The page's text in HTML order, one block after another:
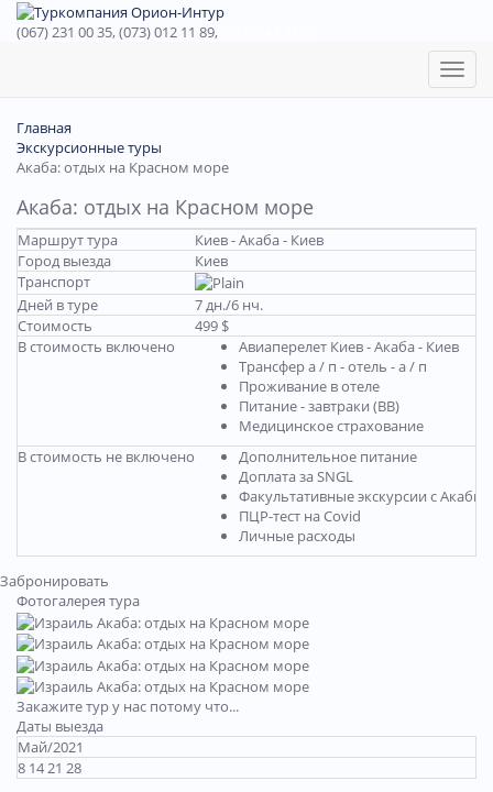
(067) 231 00 35, (073) 012 11 89,
Toggle
Главная
Экскурсионные туры
Акаба: отдых на Красном море
Акаба: отдых на Красном море
Маршрут тура
Киев - Акаба - Киев
Город выезда
Киев
Транспорт
Дней в туре
7 дн./6 нч.
Стоимость
499 $
В стоимость включено
Авиаперелет Киев - Акаба - Киев
Трансфер а / п - отель - а / п
Проживание в отеле
Питание - завтраки (ВВ)
Медицинское страхование
В стоимость не включено
Дополнительное питание
Доплата за SNGL
Факультативные экскурсии с Акабы
ПЦР-тест на Covid
Личные расходы
Забронировать
Фотогалерея тура
Закажите тур у нас потому что...
Даты выезда
Май/2021
8 14 21 28